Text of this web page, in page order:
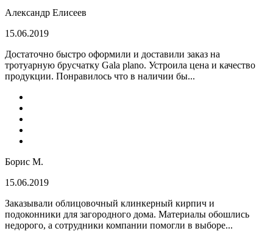
Александр Елисеев
15.06.2019
Достаточно быстро оформили и доставили заказ на
тротуарную брусчатку Gala plano. Устроила цена и качество
продукции. Понравилось что в наличии бы...
Борис М.
15.06.2019
Заказывали облицовочный клинкерный кирпич и
подоконники для загородного дома. Материалы обошлись
недорого, а сотрудники компании помогли в выборе...